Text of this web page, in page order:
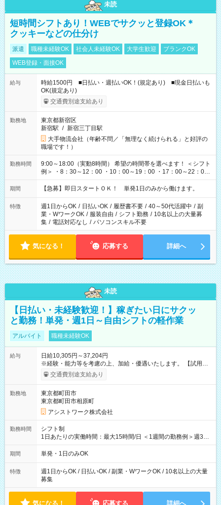
未読
短時間シフトあり！WEBでサクッと登録OK＊
クッキーなどの仕分け
派遣 職種未経験OK 社会人未経験OK 大学生歓迎
ブランクOK
WEB登録・面接OK
給与
時給1500円 ■日払い・週払いOK！(規定あり) ■現金日払いも
OK(規定あり)
交通費別途支給あり
勤務地
東京都新宿区
新宿駅 / 新宿三丁目駅
大手物流会社（年齢不問／「無理なく続けられる」と好評の
職場です！）
勤務時間
9:00～18:00（実動8時間） 希望の時間帯を選べます！ ＜シフト
例＞ ・8：30～12：00 ・10：00～19：00 ・17：00～22：00
・13：00～22：00 ・22：00～翌6：00 など
期間 【急募】即日スタートＯＫ！ 単発1日のみから働けます。
特徴 週1日からOK / 日払いOK / 履歴書不要 / 40～50代活躍中 / 副
業・WワークOK / 服装自由 / シフト勤務 / 10名以上の大量募
集 / 電話対応なし / パソコンスキル不要
気になる！ 応募する 詳細へ
未読
【日払い・未経験歓迎！】稼ぎたい日にサクッ
と勤務！単発・週1日～自由シフトの軽作業
アルバイト 職種未経験OK
給与
日給10,305円～37,204円
※経験・能力等を考慮の上、加給・優遇いたします。 【試用期
間】試用期間なし
交通費別途支給あり
勤務地
東京都町田市
東京都町田市相原町
アシストワーク株式会社
勤務時間
シフト制
1日あたりの実働時間：最大15時間/日 ＜1週間の勤務例＞週3回
勤務 勤務：月・水・金 休み：火・木・土・日 好きな時にお仕事
可能です！ ※1日あたりの最大実働時間は日勤、夜勤共に勤務し
期間 単発・1日のみOK
特徴
週1日からOK / 日払いOK / 副業・WワークOK / 10名以上の大量
募集
気になる！ 応募する 詳細へ